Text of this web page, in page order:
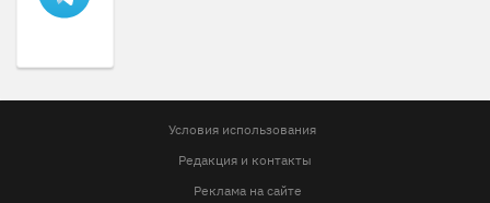
Условия использования
Редакция и контакты
Реклама на сайте